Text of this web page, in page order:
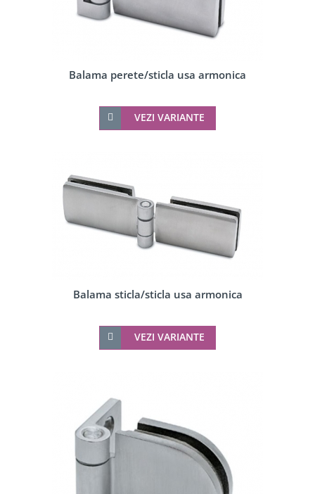
Balama perete/sticla usa armonica
VEZI VARIANTE
Balama sticla/sticla usa armonica
VEZI VARIANTE